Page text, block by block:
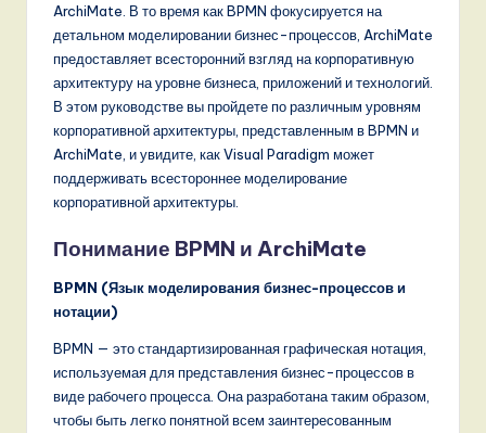
T
d
in
A
S
o
ArchiMate. В то время как BPMN фокусируется на
детальном моделировании бизнес-процессов, ArchiMate
предоставляет всесторонний взгляд на корпоративную
архитектуру на уровне бизнеса, приложений и технологий.
В этом руководстве вы пройдете по различным уровням
корпоративной архитектуры, представленным в BPMN и
ArchiMate, и увидите, как Visual Paradigm может
поддерживать всестороннее моделирование
корпоративной архитектуры.
Понимание BPMN и ArchiMate
BPMN (Язык моделирования бизнес-процессов и
нотации)
BPMN — это стандартизированная графическая нотация,
используемая для представления бизнес-процессов в
виде рабочего процесса. Она разработана таким образом,
чтобы быть легко понятной всем заинтересованным